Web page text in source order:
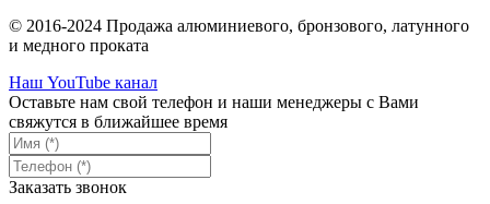
© 2016-2024 Продажа алюминиевого, бронзового, латунного
и медного проката
Наш YouTube канал
Оставьте нам свой телефон и наши менеджеры с Вами
свяжутся в ближайшее время
Заказать звонок